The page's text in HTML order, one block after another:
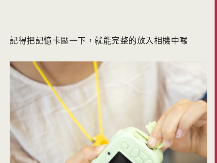
記得把記憶卡壓一下，就能完整的放入相機中囉